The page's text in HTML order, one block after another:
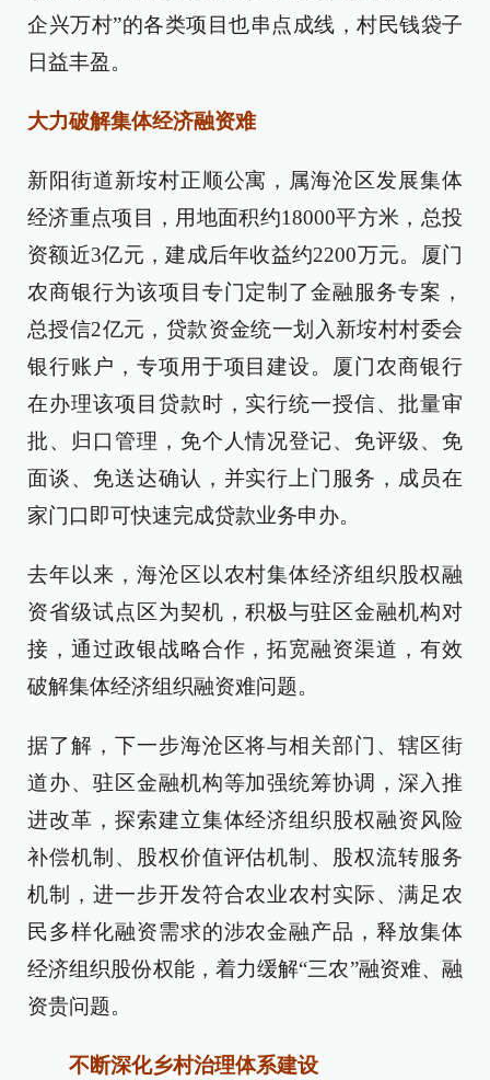
企兴万村”的各类项目也串点成线，村民钱袋子
日益丰盈。
大力破解集体经济融资难
新阳街道新垵村正顺公寓，属海沧区发展集体
经济重点项目，用地面积约18000平方米，总投
资额近3亿元，建成后年收益约2200万元。厦门
农商银行为该项目专门定制了金融服务专案，
总授信2亿元，贷款资金统一划入新垵村村委会
银行账户，专项用于项目建设。厦门农商银行
在办理该项目贷款时，实行统一授信、批量审
批、归口管理，免个人情况登记、免评级、免
面谈、免送达确认，并实行上门服务，成员在
家门口即可快速完成贷款业务申办。
去年以来，海沧区以农村集体经济组织股权融
资省级试点区为契机，积极与驻区金融机构对
接，通过政银战略合作，拓宽融资渠道，有效
破解集体经济组织融资难问题。
据了解，下一步海沧区将与相关部门、辖区街
道办、驻区金融机构等加强统筹协调，深入推
进改革，探索建立集体经济组织股权融资风险
补偿机制、股权价值评估机制、股权流转服务
机制，进一步开发符合农业农村实际、满足农
民多样化融资需求的涉农金融产品，释放集体
经济组织股份权能，着力缓解“三农”融资难、融
资贵问题。
不断深化乡村治理体系建设